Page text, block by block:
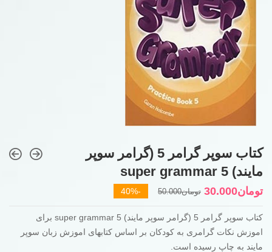
کتاب سوپر گرامر 5 (گرامر سوپر
مایند) super grammar 5
تومان50.000قیمت
تومان50.000
بود.
تومان30.000
قیمت
تومان30.000
است.
کتاب سوپر گرامر 5 (گرامر سوپر مایند) super grammar 5 برای
اموزش نکات گرامری به کودکان بر اساس کتابهای اموزش زبان سوپر
مایند به چاپ رسیده است.